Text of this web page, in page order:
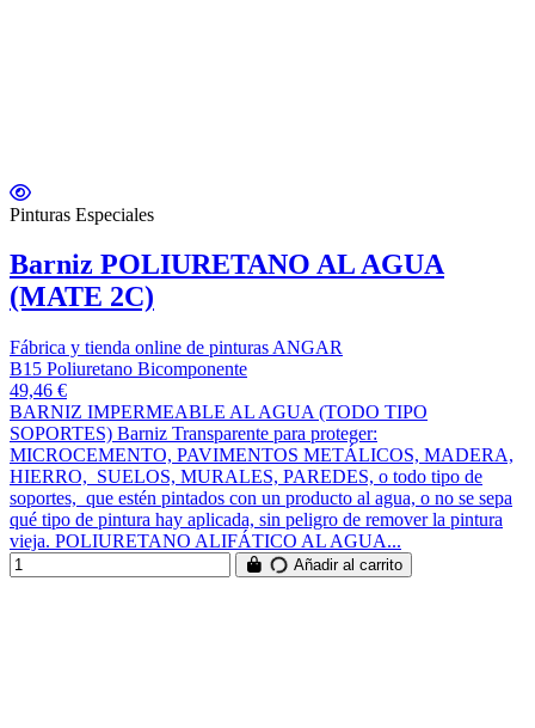
Pinturas Especiales
Barniz POLIURETANO AL AGUA
(MATE 2C)
Fábrica y tienda online de pinturas ANGAR
B15 Poliuretano Bicomponente
49,46 €
BARNIZ IMPERMEABLE AL AGUA (TODO TIPO
SOPORTES) Barniz Transparente para proteger:
MICROCEMENTO, PAVIMENTOS METÁLICOS, MADERA,
HIERRO, SUELOS, MURALES, PAREDES, o todo tipo de
soportes, que estén pintados con un producto al agua, o no se sepa
qué tipo de pintura hay aplicada, sin peligro de remover la pintura
vieja. POLIURETANO ALIFÁTICO AL AGUA...
Añadir al carrito